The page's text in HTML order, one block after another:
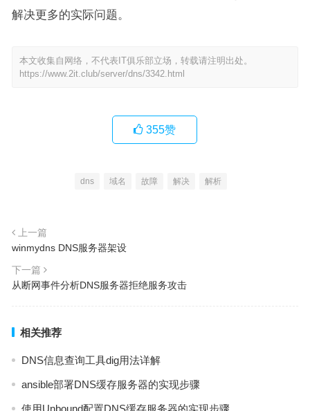
解决更多的实际问题。
本文收集自网络，不代表IT俱乐部立场，转载请注明出处。
https://www.2it.club/server/dns/3342.html
355赞
dns 域名 故障 解决 解析
上一篇
winmydns DNS服务器架设
下一篇
从断网事件分析DNS服务器拒绝服务攻击
相关推荐
DNS信息查询工具dig用法详解
ansible部署DNS缓存服务器的实现步骤
使用Unbound配置DNS缓存服务器的实现步骤